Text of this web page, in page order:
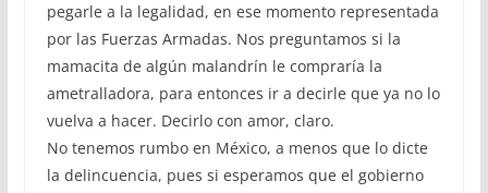
pegarle a la legalidad, en ese momento representada
por las Fuerzas Armadas. Nos preguntamos si la
mamacita de algún malandrín le compraría la
ametralladora, para entonces ir a decirle que ya no lo
vuelva a hacer. Decirlo con amor, claro.
No tenemos rumbo en México, a menos que lo dicte
la delincuencia, pues si esperamos que el gobierno